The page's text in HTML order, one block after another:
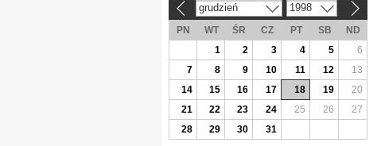
grudzień 1998
PN WT ŚR CZ PT SB
ND
1
2 3 4 5
6
7
8 9 10 11 12
13
14
15 16 17 18 19
20
21
22 23 24 25 26
27
28
29 30 31